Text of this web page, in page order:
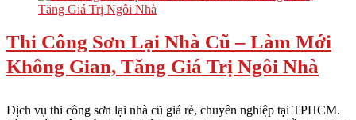
Thi Công Sơn Lại Nhà Cũ – Làm Mới
Không Gian, Tăng Giá Trị Ngôi Nhà
Dịch vụ thi công sơn lại nhà cũ giá rẻ, chuyên nghiệp tại TPHCM.